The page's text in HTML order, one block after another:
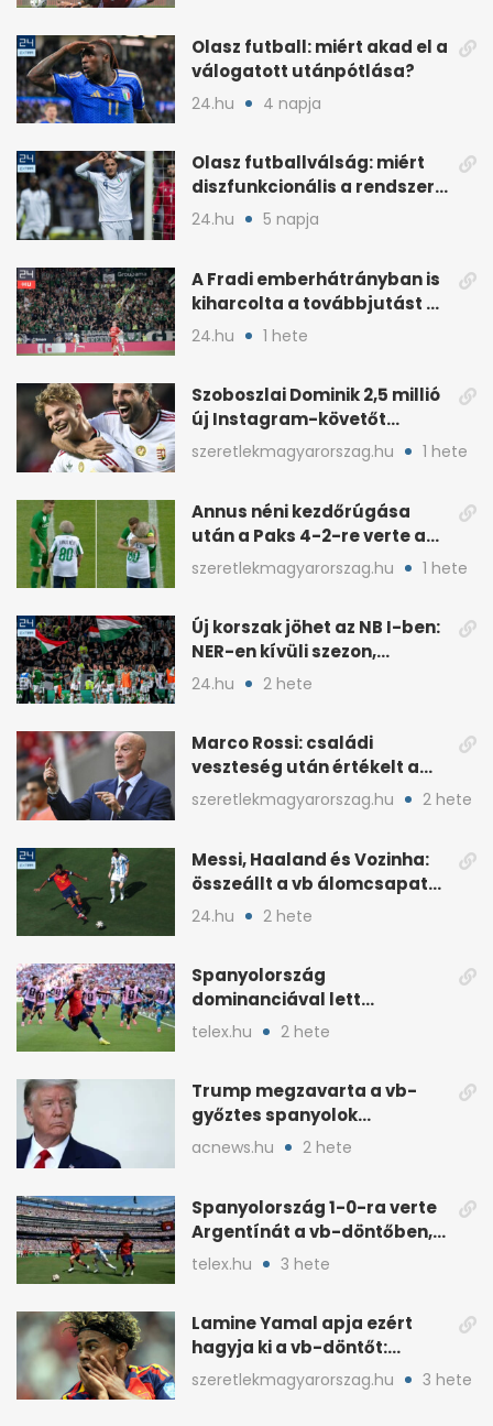
Olasz futball: miért akad el a
válogatott utánpótlása?
24.hu 4 napja
Olasz futballválság: miért
diszfunkcionális a rendszer?
1. rész
24.hu 5 napja
A Fradi emberhátrányban is
kiharcolta a továbbjutást a
Twente ellen
24.hu 1 hete
Szoboszlai Dominik 2,5 millió
új Instagram-követőt
szerzett egy év alatt
szeretlekmagyarorszag.hu 1 hete
Annus néni kezdőrúgása
után a Paks 4-2-re verte a
Fradit
szeretlekmagyarorszag.hu 1 hete
Új korszak jöhet az NB I-ben:
NER-en kívüli szezon,
visszatér az osztályozó
24.hu 2 hete
Marco Rossi: családi
veszteség után értékelt a
vb-t követően
szeretlekmagyarorszag.hu 2 hete
Messi, Haaland és Vozinha:
összeállt a vb álomcsapata
posztonként
24.hu 2 hete
Spanyolország
dominanciával lett
világbajnok, és még jöhet a
telex.hu 2 hete
Trump megzavarta a vb-
győztes spanyolok
ünneplését a trófeaátadón
acnews.hu 2 hete
Spanyolország 1-0-ra verte
Argentínát a vb-döntőben,
hosszabbításban
telex.hu 3 hete
Lamine Yamal apja ezért
hagyja ki a vb-döntőt:
otthonról szurkol
szeretlekmagyarorszag.hu 3 hete